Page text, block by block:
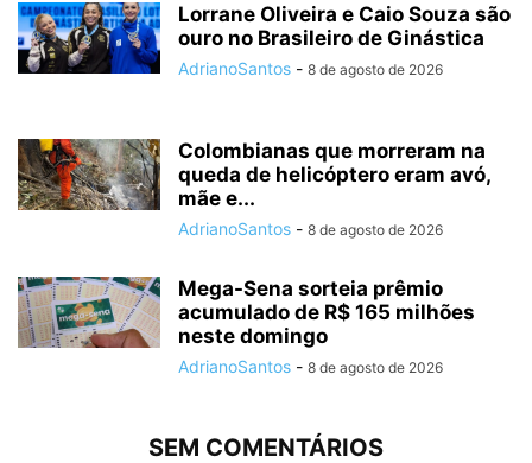
Lorrane Oliveira e Caio Souza são
ouro no Brasileiro de Ginástica
AdrianoSantos - 8 de agosto de 2026
Colombianas que morreram na
queda de helicóptero eram avó,
mãe e...
AdrianoSantos - 8 de agosto de 2026
Mega-Sena sorteia prêmio
acumulado de R$ 165 milhões
neste domingo
AdrianoSantos - 8 de agosto de 2026
SEM COMENTÁRIOS